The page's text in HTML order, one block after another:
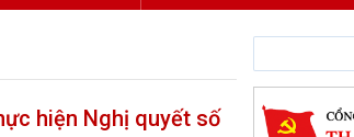
hiện Nghị quyết số